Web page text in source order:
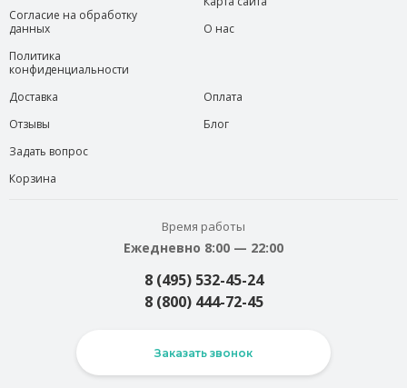
Согласие на обработку
данных
Политика
конфиденциальности
О нас
Доставка
Отзывы
Задать вопрос
Корзина
Оплата
Блог
Время работы
Ежедневно 8:00 — 22:00
8 (495) 532-45-24
8 (800) 444-72-45
Заказать звонок